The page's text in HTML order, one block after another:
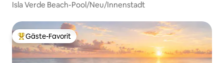
Isla Verde Beach-Pool/Neu/Innenstadt
Beliebter Gäste-Favorit.
Gäste-Favorit